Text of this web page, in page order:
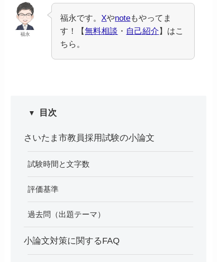
福永
福永です。 Xやnoteもやってま
す！【無料相談 ・ 自己紹介 】はこ
ちら。
目次
さいたま市教員採用試験の小論文
試験時間と文字数
評価基準
過去問（出題テーマ）
小論文対策に関するFAQ